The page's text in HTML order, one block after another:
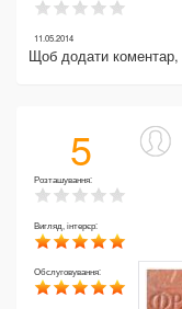
11.05.2014
Щоб додати коментар,
5
Розташування:
Вигляд, інтерєр:
Обслуговування: